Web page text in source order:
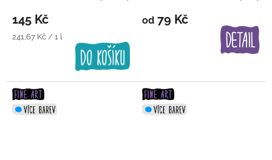
145 Kč
Měrná
241,67 Kč / 1 l
od 79 Kč